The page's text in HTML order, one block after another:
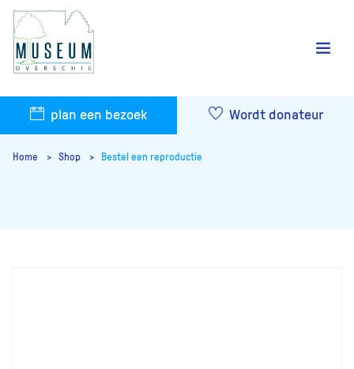
plan een bezoek Wordt donateur
Home Shop Bestel een reproductie